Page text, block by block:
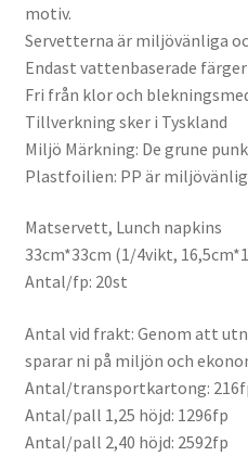
motiv.
Servetterna är miljövänliga
Endast vattenbaserade färger
Fri från klor och
Tillverkning sker i Tyskland
Miljö Märkning: De grune
Plastfoilien: PP är miljövänlig
Matservett, Lunch napkins
33cm*33cm (1/4vikt,
Antal/fp: 20st
Antal vid frakt: Genom att
sparar ni på miljön och
Antal/transportkartong:
Antal/pall 1,25 höjd: 1296fp
Antal/pall 2,40 höjd: 2592fp